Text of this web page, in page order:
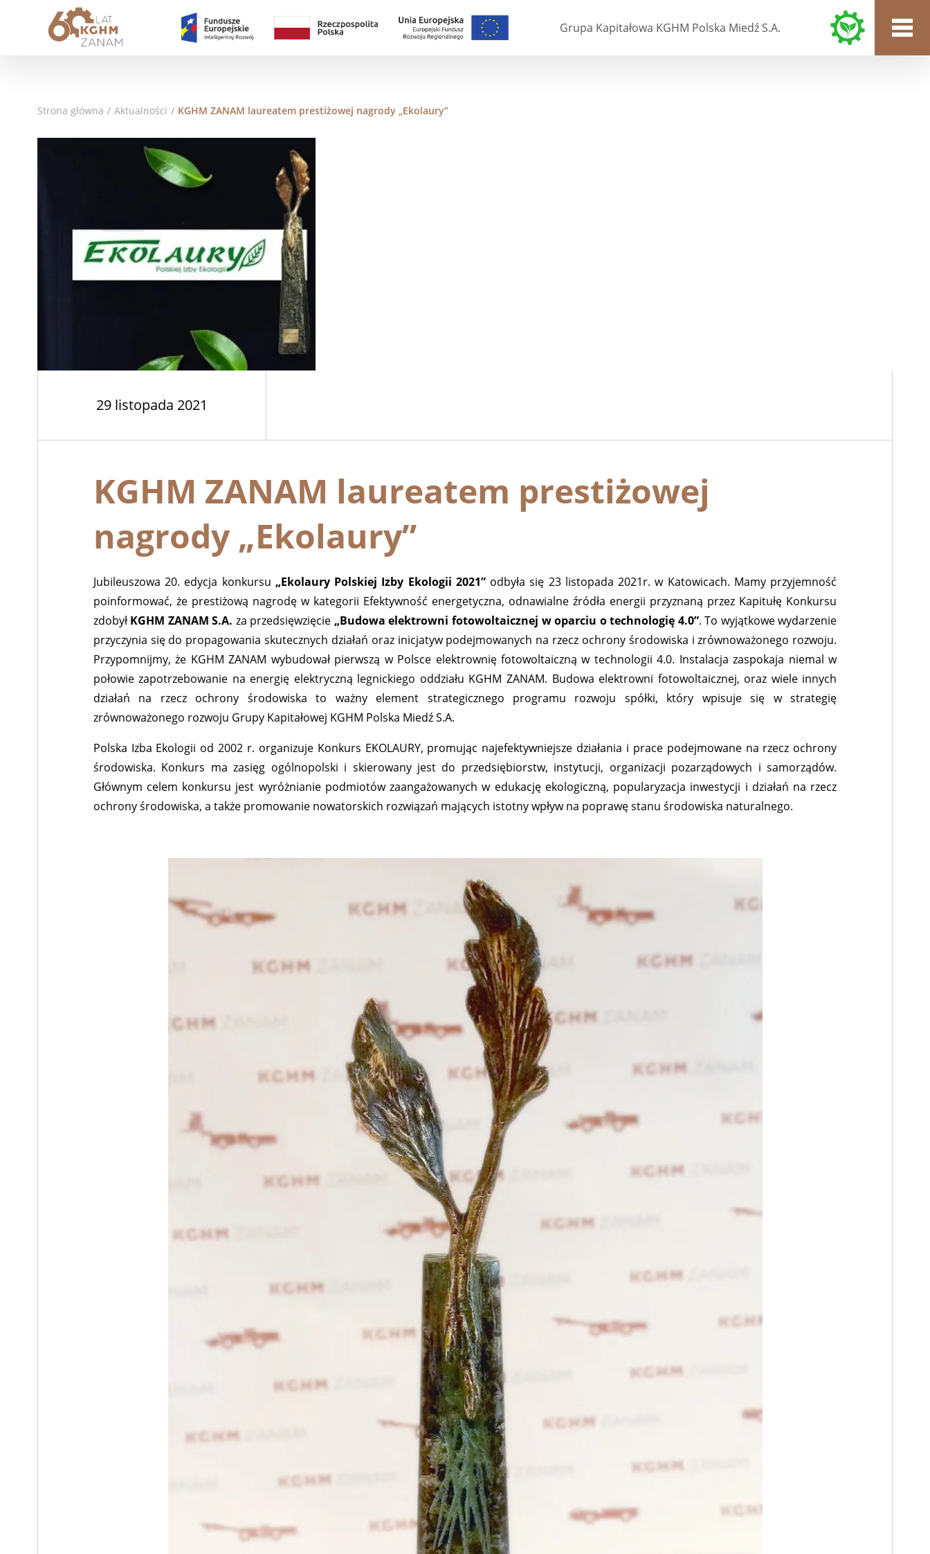
Grupa Kapitałowa KGHM Polska Miedź S.A.
Strona główna / Aktualności / KGHM ZANAM laureatem prestiżowej nagrody „Ekolaury”
29 listopada 2021
KGHM ZANAM laureatem prestiżowej
nagrody „Ekolaury”
Jubileuszowa 20. edycja konkursu „Ekolaury Polskiej Izby Ekologii 2021”odbyła się 23 listopada 2021r. w Katowicach. Mamy przyjemność
poinformować, że prestiżową nagrodę w kategorii Efektywność energetyczna, odnawialne źródła energii przyznaną przez Kapitułę Konkursu
zdobył KGHM ZANAM S.A. za przedsięwzięcie „Budowa elektrowni fotowoltaicznej w oparciu o technologię 4.0”. To wyjątkowe wydarzenie
przyczynia się do propagowania skutecznych działań oraz inicjatyw podejmowanych na rzecz ochrony środowiska i zrównoważonego rozwoju.
Przypomnijmy, że KGHM ZANAM wybudował pierwszą w Polsce elektrownię fotowoltaiczną w technologii 4.0. Instalacja zaspokaja niemal w
połowie zapotrzebowanie na energię elektryczną legnickiego oddziału KGHM ZANAM. Budowa elektrowni fotowoltaicznej, oraz wiele innych
działań na rzecz ochrony środowiska to ważny element strategicznego programu rozwoju spółki, który wpisuje się w strategię
zrównoważonego rozwoju Grupy Kapitałowej KGHM Polska Miedź S.A.
Polska Izba Ekologii od 2002 r. organizuje Konkurs EKOLAURY, promując najefektywniejsze działania i prace podejmowane na rzecz ochrony
środowiska. Konkurs ma zasięg ogólnopolski i skierowany jest do przedsiębiorstw, instytucji, organizacji pozarządowych i samorządów.
Głównym celem konkursu jest wyróżnianie podmiotów zaangażowanych w edukację ekologiczną, popularyzacja inwestycji i działań na rzecz
ochrony środowiska, a także promowanie nowatorskich rozwiązań mających istotny wpływ na poprawę stanu środowiska naturalnego.